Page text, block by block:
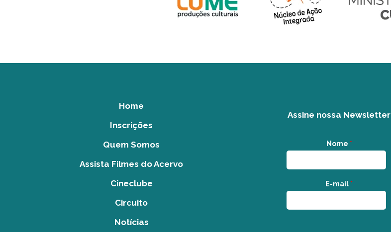
Home
Inscrições
Quem Somos
Assista Filmes do Acervo
Cineclube
Circuito
Notícias
Assine nossa Newsletter
Nome *
E-mail *